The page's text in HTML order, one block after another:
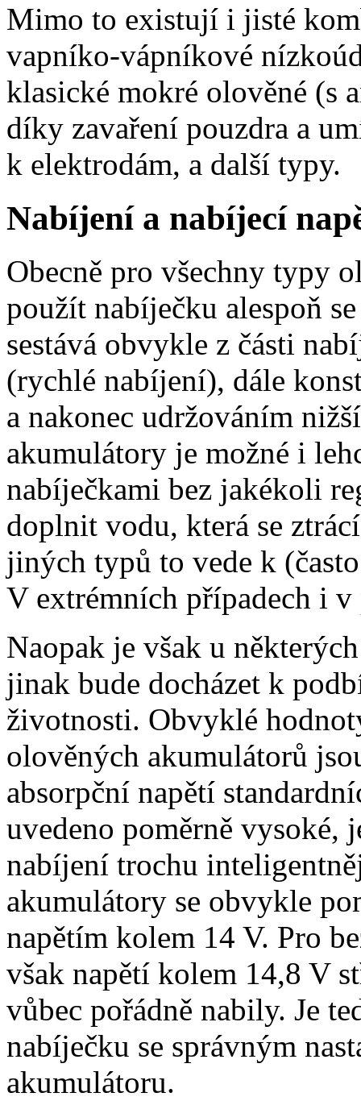
Mimo to existují i jisté
vapníko-vápníkové
klasické mokré olověné (s
díky zavaření pouzdra a
k elektrodám, a další typy.
Nabíjení a nabíjecí
Obecně pro všechny typy
použít nabíječku alespoň
sestává obvykle z části
(rychlé nabíjení), dále
a nakonec udržováním
akumulátory je možné i
nabíječkami bez jakékoli
doplnit vodu, která se
jiných typů to vede k
V extrémních případech i
Naopak je však u
jinak bude docházet k
životnosti. Obvyklé
olověných akumulátorů
absorpční napětí
uvedeno poměrně vysoké,
nabíjení trochu
akumulátory se obvykle
napětím kolem 14 V. Pro
však napětí kolem 14,8 V
vůbec pořádně nabily. Je
nabíječku se správným
akumulátoru.